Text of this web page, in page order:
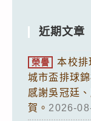
近期文章
榮譽
本校排
城市盃排球
感謝吳冠廷
賀。 2026-